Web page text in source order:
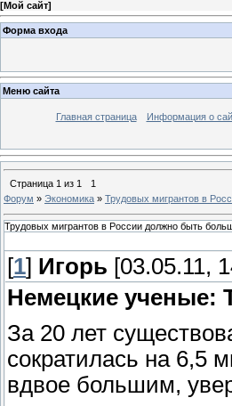
[Мой сайт]
Форма входа
Меню сайта
Главная страница Информация о
Страница 1 из 1
1
Форум » Экономика » Трудовых мигрантов в
Трудовых мигрантов в России должно быть
[1] Игорь [03.05.11,
Немецкие ученые:
За 20 лет
сократилась на 6,5
вдвое большим,